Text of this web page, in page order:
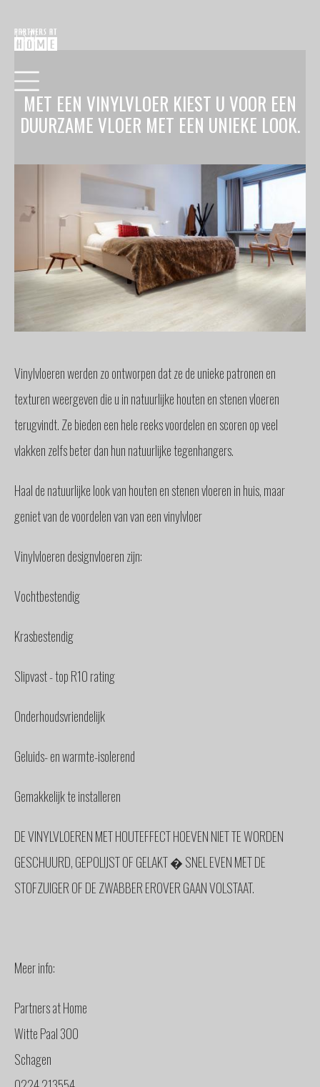
HOME
COLLECTIE
BEHANG
RAAMDECORATIE
VLOEREN
GLAS
MEUBELS
& ACCESSOIRES
BENODIGDHEDEN
INTERIEURADVIES
BINNENKIJKERS
TEAM
STEL
EEN
CONTACT
1.3.17
MET EEN VINYLVLOER KIEST U VOOR EEN
DUURZAME VLOER MET EEN UNIEKE LOOK.
Vinylvloeren werden zo ontworpen dat ze de unieke patronen en
texturen weergeven die u in natuurlijke houten en stenen vloeren
terugvindt. Ze bieden een hele reeks voordelen en scoren op veel
vlakken zelfs beter dan hun natuurlijke tegenhangers.
Haal de natuurlijke look van houten en stenen vloeren in huis, maar
geniet van de voordelen van van een vinylvloer
Vinylvloeren designvloeren zijn:
Vochtbestendig
Krasbestendig
Slipvast - top R10 rating
Onderhoudsvriendelijk
Geluids- en warmte-isolerend
Gemakkelijk te installeren
DE VINYLVLOEREN MET HOUTEFFECT HOEVEN NIET TE WORDEN
GESCHUURD, GEPOLIJST OF GELAKT � SNEL EVEN MET DE
STOFZUIGER OF DE ZWABBER EROVER GAAN VOLSTAAT.
Meer info:
Partners at Home
Witte Paal 300
Schagen